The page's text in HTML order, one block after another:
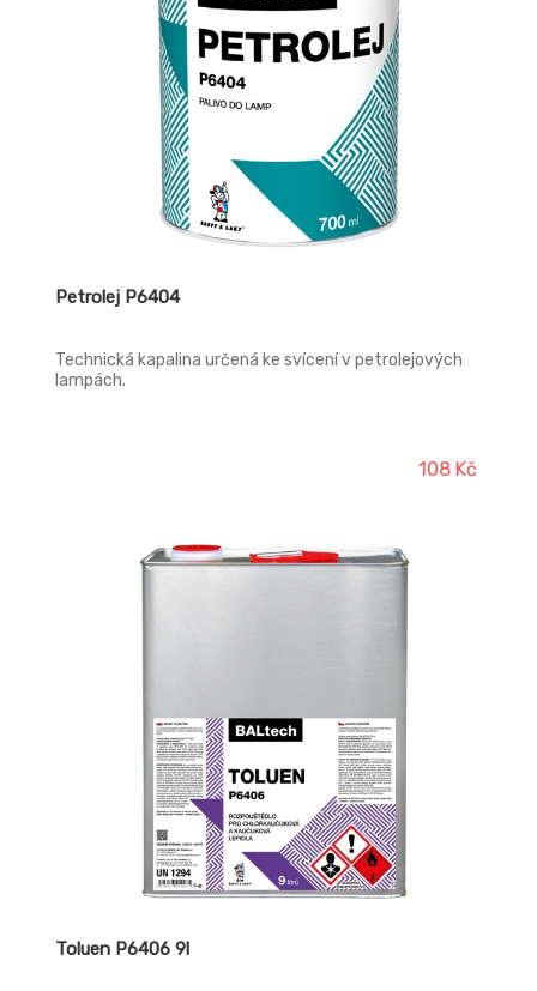
Petrolej P6404
Technická kapalina určená ke svícení v petrolejových
lampách.
108 Kč
Toluen P6406 9l